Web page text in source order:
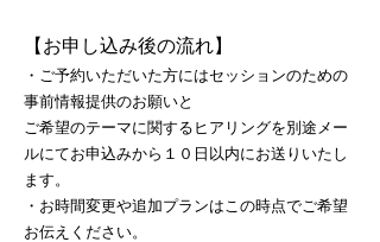
【お申し込み後の流れ】
・ご予約いただいた方にはセッションのための
事前情報提供のお願いと
ご希望のテーマに関するヒアリングを別途メー
ルにてお申込みから１０日以内にお送りいたし
ます。
・お時間変更や追加プランはこの時点でご希望
お伝えください。